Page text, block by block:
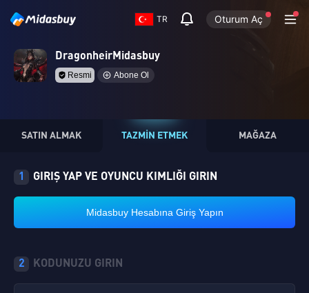
TR Oturum Aç
DragonheirMidasbuy
Resmi Abone Ol
SATIN ALMAK TAZMİN ETMEK MAĞAZA
1 GIRIŞ YAP VE OYUNCU KIMLIĞI GIRIN
Midasbuy Hesabına Giriş Yapın
2 KODUNUZU GIRIN